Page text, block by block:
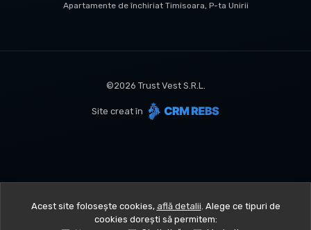
Apartamente de închiriat Timisoara, P-ta Unirii
©2026 Trust Vest S.R.L.
Site creat în
Acest site folosește cookies, află detalii. Alege ce tipuri de
cookies dorești să permitem: